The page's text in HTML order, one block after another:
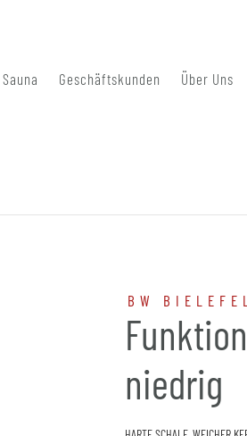
Sauna Geschäftskunden Über Uns
BW
niedrig